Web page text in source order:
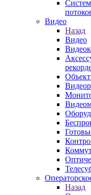
Видео
Назад
Видео
Назад